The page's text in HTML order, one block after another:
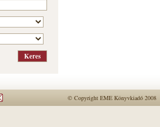
© Copyright EME Könyvkiadó 2008